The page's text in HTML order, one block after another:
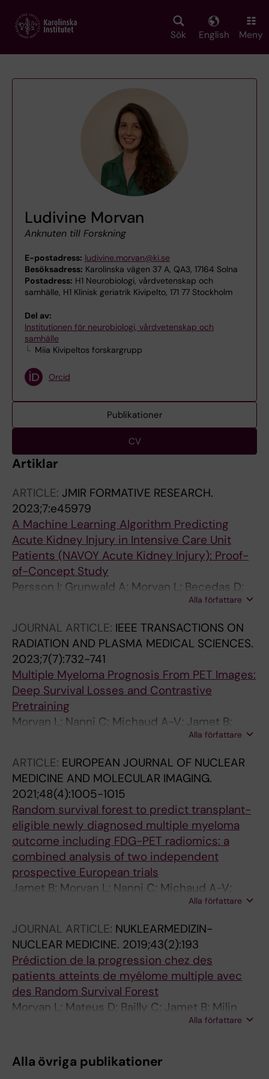
main
Sök English Meny
Ludivine Morvan
Anknuten till Forskning
E-postadress: ludivine.morvan@ki.se
Besöksadress: Karolinska vägen 37 A, QA3, 17164 Solna
Postadress: H1 Neurobiologi, vårdvetenskap och
samhälle, H1 Klinisk geriatrik Kivipelto, 171 77 Stockholm
Del av:
Institutionen för neurobiologi, vårdvetenskap och
samhälle
Miia Kivipeltos forskargrupp
Orcid
Publikationer
CV
Artiklar
ARTICLE: JMIR FORMATIVE RESEARCH.
2023;7:e45979
A Machine Learning Algorithm Predicting
Acute Kidney Injury in Intensive Care Unit
Patients (NAVOY Acute Kidney Injury): Proof-
of-Concept Study
Persson I; Grunwald A; Morvan L; Becedas D;
Alla författare
JOURNAL ARTICLE: IEEE TRANSACTIONS ON
RADIATION AND PLASMA MEDICAL SCIENCES.
2023;7(7):732-741
Multiple Myeloma Prognosis From PET Images:
Deep Survival Losses and Contrastive
Pretraining
Morvan L; Nanni C; Michaud A-V; Jamet B;
Bailly C; Bodet-Milin C; Chauvie S; Touzeau C;
Carlier T; Mateus D
Alla författare
ARTICLE: EUROPEAN JOURNAL OF NUCLEAR
MEDICINE AND MOLECULAR IMAGING.
2021;48(4):1005-1015
Random survival forest to predict transplant-
eligible newly diagnosed multiple myeloma
outcome including FDG-PET radiomics: a
combined analysis of two independent
prospective European trials
Jamet B; Morvan L; Nanni C; Michaud A-V;
Bailly C; Chauvie S; Moreau P; Touzeau C;
Mateus D; Carlier T
Alla författare
JOURNAL ARTICLE: NUKLEARMEDIZIN-
NUCLEAR MEDICINE. 2019;43(2):193
Prédiction de la progression chez des
patients atteints de myélome multiple avec
des Random Survival Forest
Morvan L; Mateus D; Bailly C; Jamet B; Milin
CB; Bodéré FK; Moreau P; Touzeau C; Carlier T
Alla författare
Alla övriga publikationer